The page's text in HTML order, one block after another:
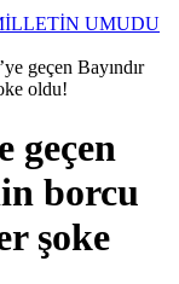
UMUDU
geçen Bayındır
oldu!
geçen
borcu
şoke